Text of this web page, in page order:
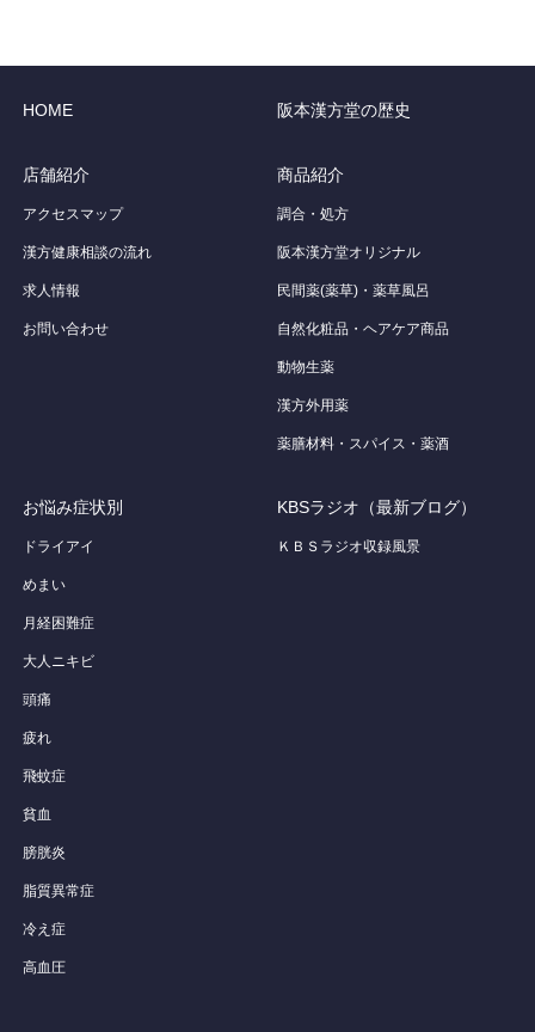
HOME 阪本漢方堂の歴史
店舗紹介
アクセスマップ
漢方健康相談の流れ
求人情報
お問い合わせ
商品紹介
調合・処方
阪本漢方堂オリジナル
民間薬(薬草)・薬草風呂
自然化粧品・ヘアケア商品
動物生薬
漢方外用薬
薬膳材料・スパイス・薬酒
お悩み症状別
ドライアイ
めまい
月経困難症
大人ニキビ
頭痛
疲れ
飛蚊症
貧血
膀胱炎
脂質異常症
冷え症
高血圧
KBSラジオ（最新ブログ）
ＫＢＳラジオ収録風景